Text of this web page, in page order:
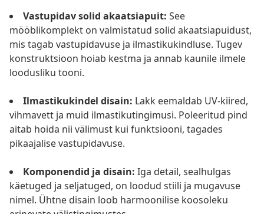
Vastupidav solid akaatsiapuit: See
mööblikomplekt on valmistatud solid akaatsiapuidust,
mis tagab vastupidavuse ja ilmastikukindluse. Tugev
konstruktsioon hoiab kestma ja annab kaunile ilmele
loodusliku tooni.
Ilmastikukindel disain: Lakk eemaldab UV-kiired,
vihmavett ja muid ilmastikutingimusi. Poleeritud pind
aitab hoida nii välimust kui funktsiooni, tagades
pikaajalise vastupidavuse.
Komponendid ja disain: Iga detail, sealhulgas
käetuged ja seljatuged, on loodud stiili ja mugavuse
nimel. Ühtne disain loob harmoonilise koosoleku